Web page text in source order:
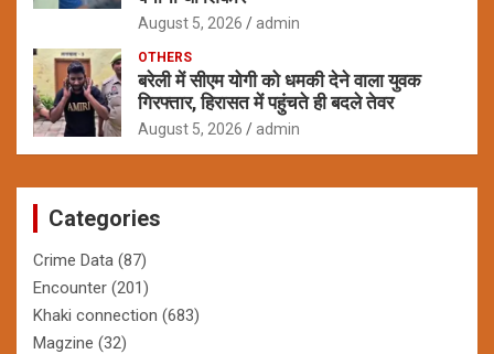
August 5, 2026 admin
OTHERS
बरेली में सीएम योगी को धमकी देने वाला युवक
गिरफ्तार, हिरासत में पहुंचते ही बदले तेवर
August 5, 2026 admin
Categories
Crime Data (87)
Encounter (201)
Khaki connection (683)
Magzine (32)